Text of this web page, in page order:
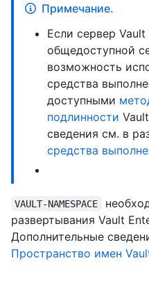
Примечание.
Если сервер
общедоступной
возможность
средства
доступными
подлинности
сведения см. в
средства
VAULT-NAMESPACE
развертывания Vault
Дополнительные
Пространство имен